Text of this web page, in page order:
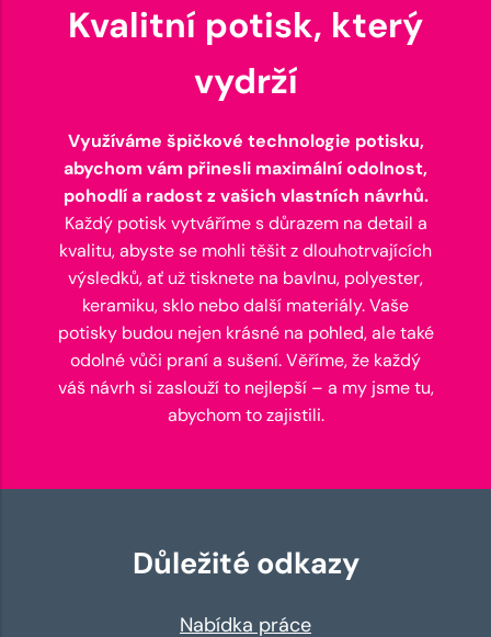
Kvalitní potisk, který
vydrží
Využíváme špičkové technologie potisku,
abychom vám přinesli maximální odolnost,
pohodlí a radost z vašich vlastních návrhů.
Každý potisk vytváříme s důrazem na detail a
kvalitu, abyste se mohli těšit z dlouhotrvajících
výsledků, ať už tisknete na bavlnu, polyester,
keramiku, sklo nebo další materiály. Vaše
potisky budou nejen krásné na pohled, ale také
odolné vůči praní a sušení. Věříme, že každý
váš návrh si zaslouží to nejlepší – a my jsme tu,
abychom to zajistili.
Důležité odkazy
Nabídka práce